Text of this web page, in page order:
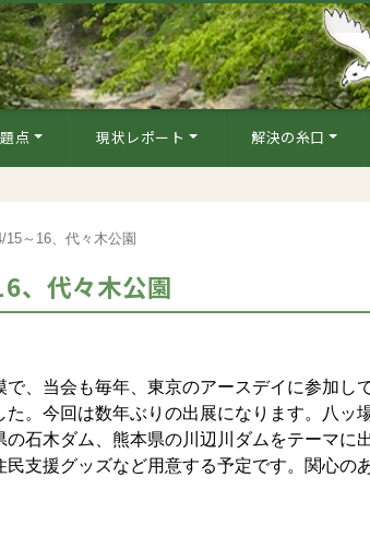
点 現状レポート 解決の糸口
～16、代々木公園
、代々木公園
、当会も毎年、東京のアースデイに参加し
。今回は数年ぶりの出展になります。八ッ
石木ダム、熊本県の川辺川ダムをテーマに
支援グッズなど用意する予定です。関心の